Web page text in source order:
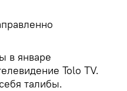
в январе
Tolo TV.
талибы.